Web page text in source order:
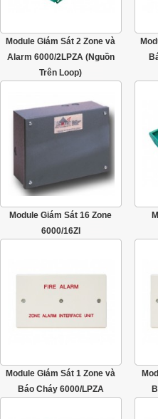
Module Giám Sát 2 Zone và
Alarm 6000/2LPZA (Nguồn
Trên Loop)
Module Giám Sát 16 Zone
6000/16ZI
Module Giám Sát 1 Zone và
Báo Cháy 6000/LPZA